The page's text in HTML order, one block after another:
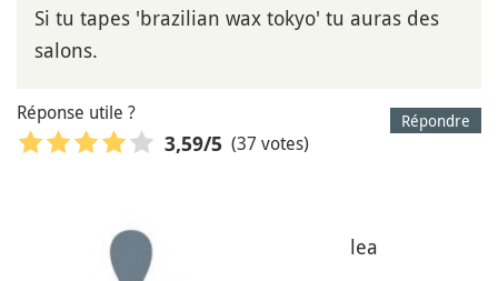
Si tu tapes 'brazilian wax tokyo' tu auras des
salons.
Répondre
Réponse utile ?
3,59/5 (37 votes)
lea